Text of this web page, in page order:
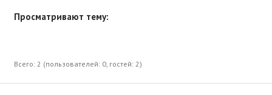
Просматривают тему:
Всего: 2 (пользователей: 0, гостей: 2)